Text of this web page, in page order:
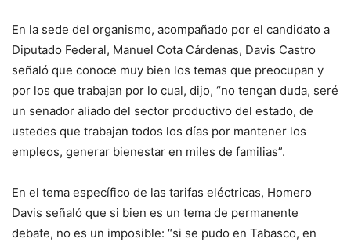
En la sede del organismo, acompañado por el candidato a
Diputado Federal, Manuel Cota Cárdenas, Davis Castro
señaló que conoce muy bien los temas que preocupan y
por los que trabajan por lo cual, dijo, “no tengan duda, seré
un senador aliado del sector productivo del estado, de
ustedes que trabajan todos los días por mantener los
empleos, generar bienestar en miles de familias”.
En el tema específico de las tarifas eléctricas, Homero
Davis señaló que si bien es un tema de permanente
debate, no es un imposible: “si se pudo en Tabasco, en